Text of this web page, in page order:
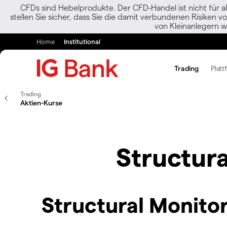
CFDs sind Hebelprodukte. Der CFD-Handel ist nicht für
stellen Sie sicher, dass Sie die damit verbundenen Risiken
von Kleinanlegern
Home Institutional
Trading
Trading
Aktien-Kurse
Structural